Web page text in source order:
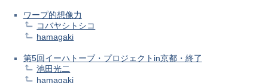
ワープ的想像力
コバヤシトシコ
hamagaki
第5回イーハトーブ・プロジェクトin京都・終了
池田光二
hamagaki